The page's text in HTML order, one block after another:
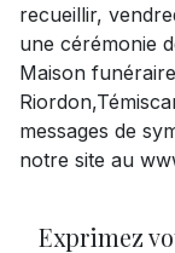
recueillir,
une cérémonie
Maison
messages de
notre site au
Exprimez